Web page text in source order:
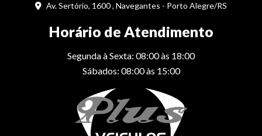
Av. Sertório, 1600 , Navegantes - Porto Alegre/RS
Horário de Atendimento
Segunda à Sexta: 08:00 às 18:00
Sábados: 08:00 às 15:00